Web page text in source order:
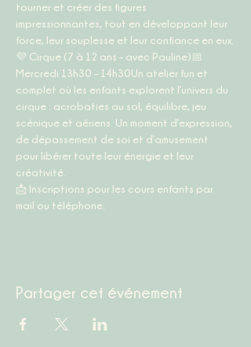
tourner et créer des figures
impressionnantes, tout en développant leur
force, leur souplesse et leur confiance en eux.
💜 Cirque (7 à 12 ans – avec Pauline) 📅
Mercredi 13h30 – 14h30Un atelier fun et
complet où les enfants explorent l’univers du
cirque : acrobaties au sol, équilibre, jeu
scénique et aériens. Un moment d’expression,
de dépassement de soi et d’amusement
pour libérer toute leur énergie et leur
créativité.
📩 Inscriptions pour les cours enfants par
mail ou téléphone.
Partager cet événement